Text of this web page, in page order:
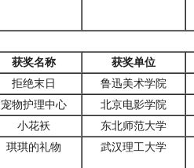
获奖名称
获奖单位
拒绝末日 鲁迅美术学院
宠物护理中心
北京电影学院
小花袄
东北师范大学
琪琪的礼物
武汉理工大学